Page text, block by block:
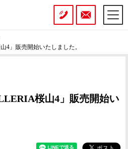
4」販売開始いたしました。
桜山4」販売開始い